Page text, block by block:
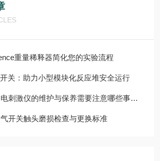
重量稀释器简化您的实验流程
关：助力小型模块化反应堆安全运行
刺激仪的维护与保养需要注意哪些事项？
开关触头磨损检查与更换标准